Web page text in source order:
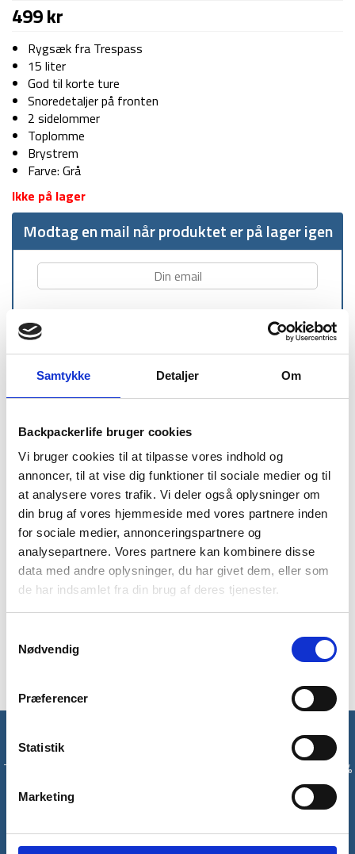
Samtykke Detaljer Om
Backpackerlife bruger cookies
Vi bruger cookies til at tilpasse vores indhold og
annoncer, til at vise dig funktioner til sociale medier og til
at analysere vores trafik. Vi deler også oplysninger om
din brug af vores hjemmeside med vores partnere inden
for sociale medier, annonceringspartnere og
analysepartnere. Vores partnere kan kombinere disse
data med andre oplysninger, du har givet dem, eller som
de har indsamlet fra din brug af deres tjenester.
Nødvendig
Præferencer
Statistik
Marketing
499kr
Rygsæk fra Trespass
15 liter
God til korte ture
Snoredetaljer på fronten
2 sidelommer
Toplomme
Brystrem
Farve: Grå
Ikke på lager
Modtag en mail når produktet er på lager igen
1-2 dages
Fri fragt over
100 dages
BESKRIVELSE BRAND FAQ
DLX Buras rygsæk er en kompakt og let rygsæk på 15 liter.
Du kan bruge denne i hverdagen eller til kortere ture. Der er
snoredetaljer på fronten, så du kan have en jakke eller andet
opbevaret foran. Derudover er der 2 sidelommer og en
toplomme. Der er også et justerbart brystspænde, så den
kommer til at sidde behageligt, når du har den på.
Tilmeld dig vores nyhedsbrev og modtag med det samme en 10%
Tilmeld